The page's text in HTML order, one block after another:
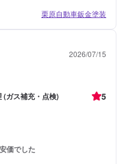
栗原自動車鈑金塗装
2026/07/15
(ガス補充・点検) 5
安価でした